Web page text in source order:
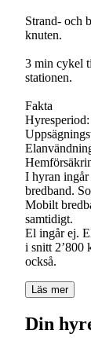
Strand- och
knuten.
3 min cykel
stationen.
Fakta
I hyran ingår
bredband.
Mobilt
samtidigt.
El ingår ej.
i snitt 2’800
också.
Läs mer
Din